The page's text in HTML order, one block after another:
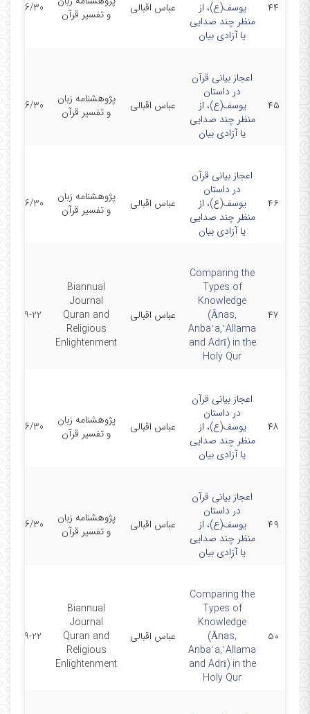
۴۴
یوسف(ع)، از
منظر چند صدایی
یا آزادی بیان
عباس اقبالی
و تفسیر قرآن
06/30
۴۵
اعجاز بیانی قرآن
در داستان
یوسف(ع)، از
منظر چند صدایی
یا آزادی بیان
عباس اقبالی
پژوهشنامه زبان
و تفسیر قرآن
06/30
۴۶
اعجاز بیانی قرآن
در داستان
یوسف(ع)، از
منظر چند صدایی
یا آزادی بیان
عباس اقبالی
پژوهشنامه زبان
و تفسیر قرآن
06/30
۴۷
Comparing the
Types of
Knowledge
(Ānas,
Anbaʿa,ʿAllama
and Adrī) in the
Holy Qur
عباس اقبالی
Biannual
Journal
Quran and
Religious
Enlightenment
09-22
۴۸
اعجاز بیانی قرآن
در داستان
یوسف(ع)، از
منظر چند صدایی
یا آزادی بیان
عباس اقبالی
پژوهشنامه زبان
و تفسیر قرآن
06/30
۴۹
اعجاز بیانی قرآن
در داستان
یوسف(ع)، از
منظر چند صدایی
یا آزادی بیان
عباس اقبالی
پژوهشنامه زبان
و تفسیر قرآن
06/30
۵۰
Comparing the
Types of
Knowledge
(Ānas,
Anbaʿa,ʿAllama
and Adrī) in the
Holy Qur
عباس اقبالی
Biannual
Journal
Quran and
Religious
Enlightenment
09-22